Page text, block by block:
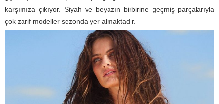
karşımıza çıkıyor. Siyah ve beyazın birbirine geçmiş parçalarıyla
çok zarif modeller sezonda yer almaktadır.